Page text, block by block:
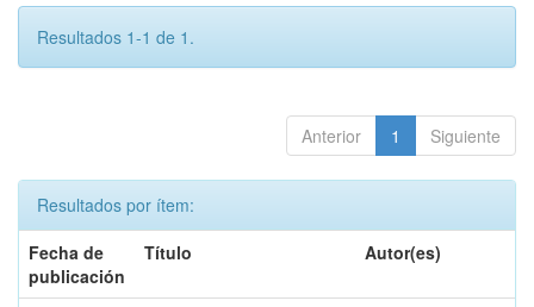
Resultados 1-1 de 1.
Anterior 1 Siguiente
Resultados por ítem:
Fecha de
publicación
Título Autor(es)